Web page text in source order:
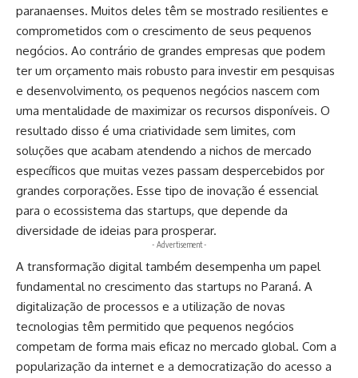
paranaenses. Muitos deles têm se mostrado resilientes e
comprometidos com o crescimento de seus pequenos
negócios. Ao contrário de grandes empresas que podem
ter um orçamento mais robusto para investir em pesquisas
e desenvolvimento, os pequenos negócios nascem com
uma mentalidade de maximizar os recursos disponíveis. O
resultado disso é uma criatividade sem limites, com
soluções que acabam atendendo a nichos de mercado
específicos que muitas vezes passam despercebidos por
grandes corporações. Esse tipo de inovação é essencial
para o ecossistema das startups, que depende da
diversidade de ideias para prosperar.
- Advertisement -
A transformação digital também desempenha um papel
fundamental no crescimento das startups no Paraná. A
digitalização de processos e a utilização de novas
tecnologias têm permitido que pequenos negócios
competam de forma mais eficaz no mercado global. Com a
popularização da internet e a democratização do acesso a